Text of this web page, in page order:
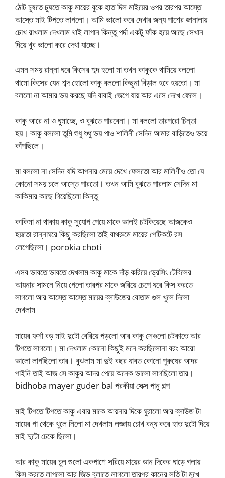
ঠোট চুষতে চুষতে কাকু মায়ের বুকে হাত দিল মাইয়ের ওপর তারপর আস্তে
আস্তে মাই টিপতে লাগলো। আমি ভালো করে দেখার জন্য পাশের জানালায়
চোখ রাখলাম দেখলাম থাই লাগান কিন্তু পর্দা একটু ফাঁক হয়ে আছে সেখান
দিয়ে খুব ভালো করে দেখা যাচ্ছে।
এমন সময় রান্না ঘরে কিসের শব্দ হলো মা তখন কাকুকে থামিয়ে বললো
থামো কিসের যেন শব্দ হোলো কাকু বললো কিছুনা বিড়াল হবে হয়তো। মা
বললো না আমার ভয় করছে যদি বাবাই জেগে যায় আর এসে দেখে ফেলে।
কাকু আরে না ও ঘুমাচ্ছে, ও বুঝতে পারবেনা। মা বললো তারপরো চিন্তা
হয়। কাকু বললো তুমি শুধু শুধু ভয় পাও শালিনী সেদিন আমার বাড়িতেও ভয়ে
কাঁপছিলে।
মা বললো না সেদিন যদি আপনার মেয়ে দেখে ফেলতো আর মালিণীও তো যে
কোনো সময় চলে আস্তে পারতো। তখন আমি বুঝতে পারলাম সেদিন মা
কাকিমার কাছে গিয়েছিলো কিন্তু
কাকিমা না থাকায় কাকু সু্যোগ পেয়ে মাকে ভালই চটকিয়েছে আজকেও
হয়তো রান্নাঘরে কিছু করছিলো তাই বাথরুমে মায়ের পেটিকটে রস
লেগেছিলো। porokia choti
এসব ভাবতে ভাবতে দেখলাম কাকু মাকে দাঁড় করিয়ে ড্রেসিং টেবিলের
আয়নার সামনে নিয়ে গেলো তারপর মাকে জরিয়ে চেপে ধরে কিস করতে
লাগলো আর আস্তে আস্তে মায়ের ব্লাউজের বোতাম গুল খুলে দিলো
দেখলাম
মায়ের ফর্সা বড় মাই দুটো বেরিয়ে পড়লো আর কাকু সেগুলো চটকাতে আর
টিপতে লাগলো। মা দেখলাম কোনো কিছুই মনে করছিলোনা বরং আরো
ভালো লাগছিলো তার। বুঝলাম মা দুই বছর যাবত কোনো পুরুষের আদর
পাইনি তাই আজ সে কাকুর আদর পেয়ে অনেক ভালো লাগছিলো তার।
bidhoba mayer guder bal পরকীয়া সেক্স পানু গল্প
মাই টিপতে টিপতে কাকু এবার মাকে আয়নার দিকে ঘুরালো আর ব্লাউজ টা
মায়ের গা থেকে খুলে নিলো মা দেখলাম লজ্জায় চোখ বন্ধ করে হাত দুটো দিয়ে
মাই দুটো ঢেকে ছিলো।
আর কাকু মায়ের চুল গুলো একপাশে সরিয়ে মায়ের ডান দিকের ঘাড়ে গলায়
কিস করতে লাগলো আর জিভ বুলাতে লাগলো তারপর কানের লতি টা মুখে